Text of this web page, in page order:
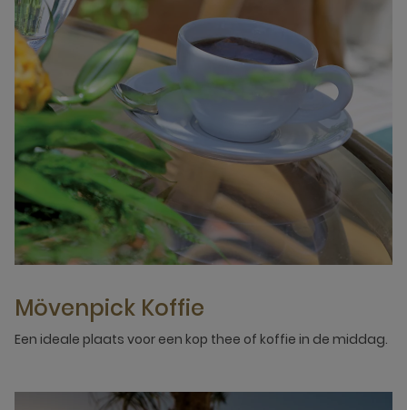
Mövenpick Koffie
Een ideale plaats voor een kop thee of koffie in de middag.